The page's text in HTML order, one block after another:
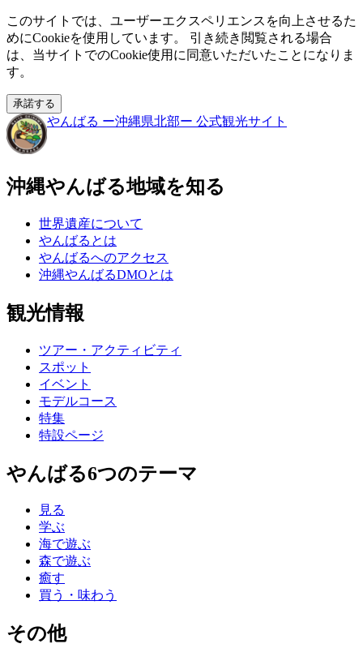
このサイトでは、ユーザーエクスペリエンスを向上させるた
めにCookieを使用しています。 引き続き閲覧される場合
は、当サイトでのCookie使用に同意いただいたことになりま
す。
承諾する
やんばる ー沖縄県北部ー 公式観光サイト
沖縄やんばる地域を知る
世界遺産について
やんばるとは
やんばるへのアクセス
沖縄やんばるDMOとは
観光情報
ツアー・アクティビティ
スポット
イベント
モデルコース
特集
特設ページ
やんばる6つのテーマ
見る
学ぶ
海で遊ぶ
森で遊ぶ
癒す
買う・味わう
その他